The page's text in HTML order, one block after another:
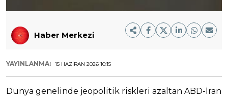
Haber Merkezi
YAYINLANMA: 15 HAZIRAN 2026 10:15
Dünya genelinde jeopolitik riskleri azaltan ABD-İran